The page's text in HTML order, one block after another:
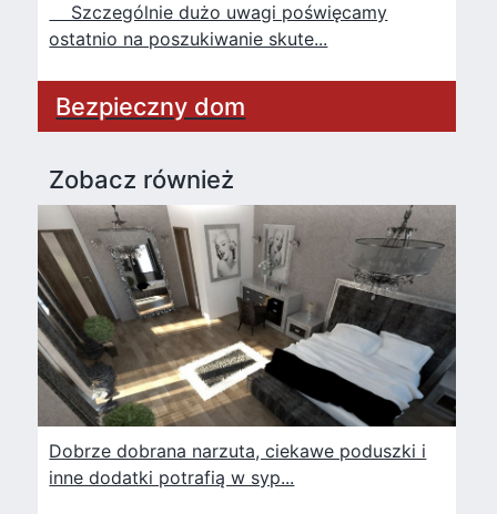
Szczególnie dużo uwagi poświęcamy
ostatnio na poszukiwanie skute...
Bezpieczny dom
Zobacz również
Dobrze dobrana narzuta, ciekawe poduszki i
inne dodatki potrafią w syp...